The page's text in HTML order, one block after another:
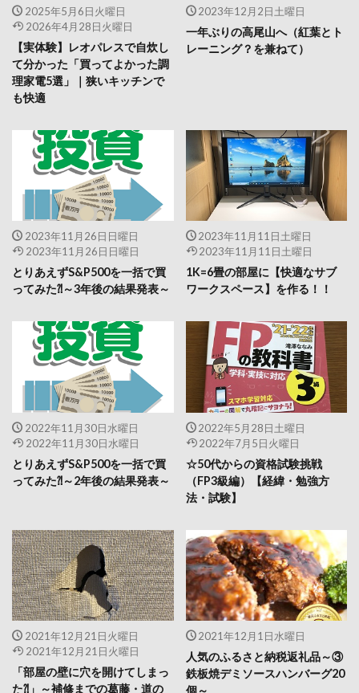
2025年5月6日火曜日
2026年4月28日火曜日
【実体験】レオパレスで自炊し
て分かった「買ってよかった調
理家電5選」｜狭いキッチンで
も快適
2023年12月2日土曜日
一年ぶりの高尾山へ（紅葉とト
レーニング？を兼ねて）
2023年11月26日日曜日
2023年11月26日日曜日
とりあえずS&P500を一括で買
ってみた⁈～3年後の結果発表～
2023年11月11日土曜日
2023年11月11日土曜日
1K=6畳の部屋に【快適なサブ
ワークスペース】を作る！！
2022年11月30日水曜日
2022年11月30日水曜日
とりあえずS&P500を一括で買
ってみた⁈～2年後の結果発表～
2022年5月28日土曜日
2022年7月5日火曜日
☆50代からの資格試験挑戦
（FP3級編）【経緯・勉強方
法・試験】
2021年12月21日火曜日
2021年12月21日火曜日
「部屋の壁に穴を開けてしまっ
た⁈」～補修までの葛藤・道の
2021年12月1日水曜日
人気のふるさと納税返礼品～③
鉄板焼デミソースハンバーグ20